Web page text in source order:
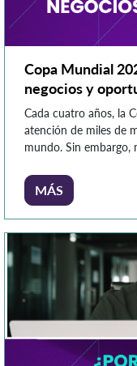
Copa Mundial
negocios y
Cada cuatro años, la
atención de miles de
mundo. Sin embargo,
fenómenos
Mundial moviliza
MÁS